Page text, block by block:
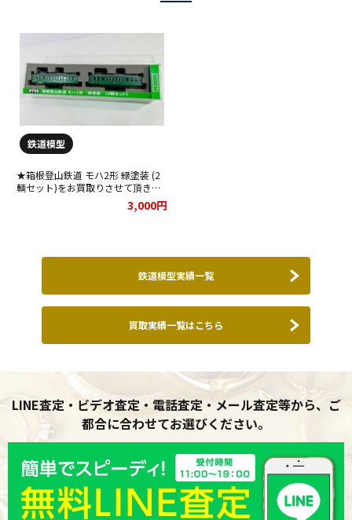
鉄道模型
★箱根登山鉄道 モハ2形 緑塗装 (2
輌セット)をお買取りさせて頂きま
3,000円
鉄道模型実績一覧
買取実績一覧はこちら
LINE査定・ビデオ査定・電話査定・メール査定等から、ご
都合に合わせてお選びください。